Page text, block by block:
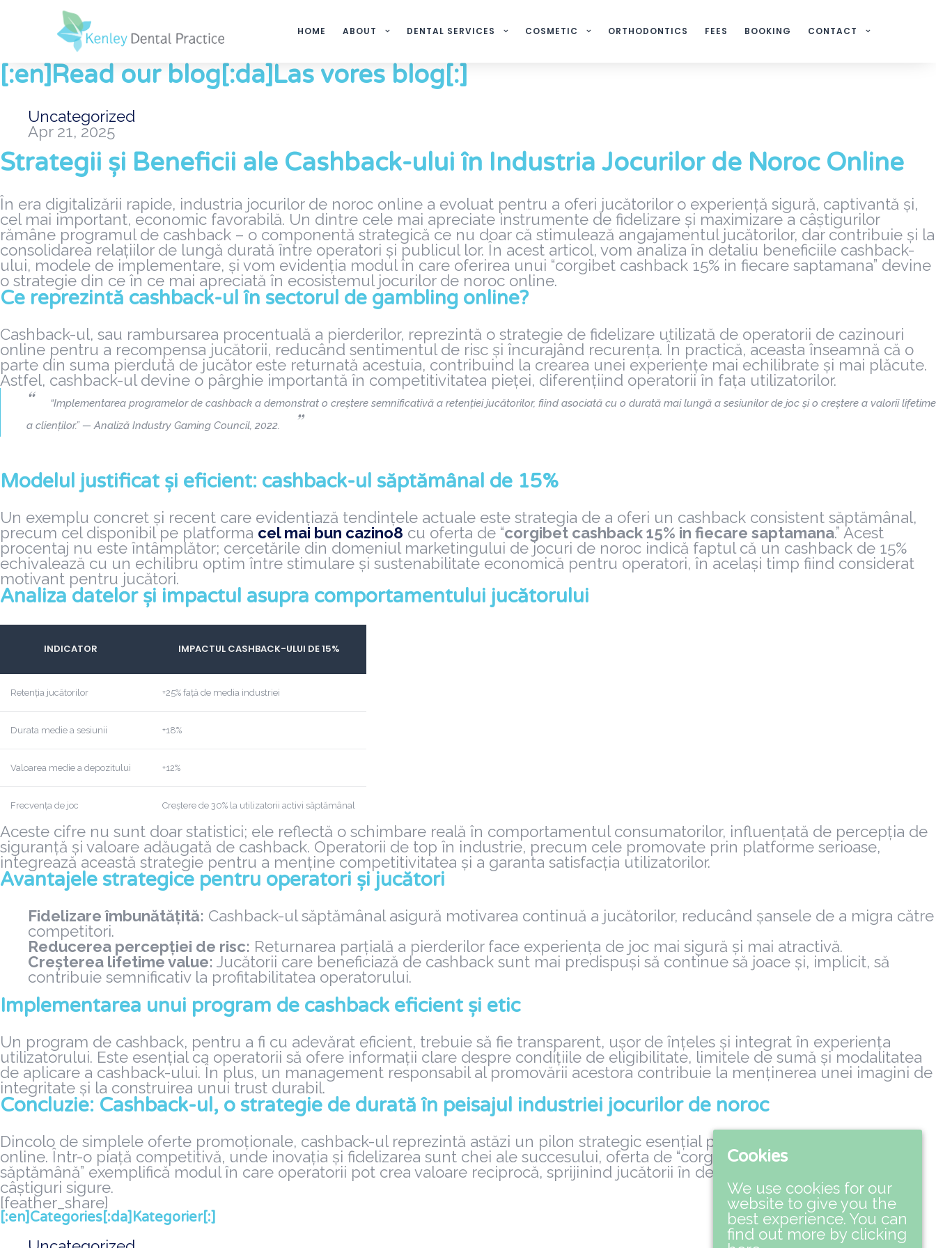
HOME ABOUT DENTAL SERVICES COSMETIC ORTHODONTICS FEES BOOKING CONTACT
[:en]Read our blog[:da]Las vores blog[:]
Uncategorized
Apr 21, 2025
Strategii și Beneficii ale Cashback-ului în Industria Jocurilor de Noroc Online
În era digitalizării rapide, industria jocurilor de noroc online a evoluat pentru a oferi jucătorilor o experiență sigură, captivantă și,
cel mai important, economic favorabilă. Un dintre cele mai apreciate instrumente de fidelizare și maximizare a câștigurilor
rămâne programul de cashback – o componentă strategică ce nu doar că stimulează angajamentul jucătorilor, dar contribuie și la
consolidarea relațiilor de lungă durată între operatori și publicul lor. În acest articol, vom analiza în detaliu beneficiile cashback-
ului, modele de implementare, și vom evidenția modul în care oferirea unui “corgibet cashback 15% in fiecare saptamana” devine
o strategie din ce în ce mai apreciată în ecosistemul jocurilor de noroc online.
Ce reprezintă cashback-ul în sectorul de gambling online?
Cashback-ul, sau rambursarea procentuală a pierderilor, reprezintă o strategie de fidelizare utilizată de operatorii de cazinouri
online pentru a recompensa jucătorii, reducând sentimentul de risc și încurajând recurența. În practică, aceasta înseamnă că o
parte din suma pierdută de jucător este returnată acestuia, contribuind la crearea unei experiențe mai echilibrate și mai plăcute.
Astfel, cashback-ul devine o pârghie importantă în competitivitatea pieței, diferențiind operatorii în fața utilizatorilor.
“Implementarea programelor de cashback a demonstrat o creștere semnificativă a retenției jucătorilor, fiind asociată cu o durată mai lungă a sesiunilor de joc și o creștere a valorii lifetime
a clienților.” — Analiză Industry Gaming Council, 2022.
Modelul justificat și eficient: cashback-ul săptămânal de 15%
Un exemplu concret și recent care evidențiază tendințele actuale este strategia de a oferi un cashback consistent săptămânal,
precum cel disponibil pe platforma cel mai bun cazino8 cu oferta de “corgibet cashback 15% in fiecare saptamana.” Acest
procentaj nu este întâmplător; cercetările din domeniul marketingului de jocuri de noroc indică faptul că un cashback de 15%
echivalează cu un echilibru optim între stimulare și sustenabilitate economică pentru operatori, în același timp fiind considerat
motivant pentru jucători.
Analiza datelor și impactul asupra comportamentului jucătorului
INDICATOR IMPACTUL CASHBACK-ULUI DE 15%
Retenția jucătorilor +25% față de media industriei
Durata medie a sesiunii +18%
Valoarea medie a depozitului +12%
Frecvența de joc Creștere de 30% la utilizatorii activi săptămânal
Aceste cifre nu sunt doar statistici; ele reflectă o schimbare reală în comportamentul consumatorilor, influențată de percepția de
siguranță și valoare adăugată de cashback. Operatorii de top în industrie, precum cele promovate prin platforme serioase,
integrează această strategie pentru a menține competitivitatea și a garanta satisfacția utilizatorilor.
Avantajele strategice pentru operatori și jucători
Fidelizare îmbunătățită: Cashback-ul săptămânal asigură motivarea continuă a jucătorilor, reducând șansele de a migra către
competitori.
Reducerea percepției de risc: Returnarea parțială a pierderilor face experiența de joc mai sigură și mai atractivă.
Creșterea lifetime value: Jucătorii care beneficiază de cashback sunt mai predispuși să continue să joace și, implicit, să
contribuie semnificativ la profitabilitatea operatorului.
Implementarea unui program de cashback eficient și etic
Un program de cashback, pentru a fi cu adevărat eficient, trebuie să fie transparent, ușor de înțeles și integrat în experiența
utilizatorului. Este esențial ca operatorii să ofere informații clare despre condițiile de eligibilitate, limitele de sumă și modalitatea
de aplicare a cashback-ului. În plus, un management responsabil al promovării acestora contribuie la menținerea unei imagini de
integritate și la construirea unui trust durabil.
Concluzie: Cashback-ul, o strategie de durată în peisajul industriei jocurilor de noroc
Dincolo de simplele oferte promoționale, cashback-ul reprezintă astăzi un pilon strategic esențial pentru operatorii de cazinouri
online. Într-o piață competitivă, unde inovația și fidelizarea sunt chei ale succesului, oferta de “corgibet cashback 15% în fiecare
săptămână” exemplifică modul în care operatorii pot crea valoare reciprocă, sprijinind jucătorii în demersul lor de divertisment și
câștiguri sigure.
[feather_share]
[:en]Categories[:da]Kategorier[:]
Cookies
We use cookies for our
website to give you the
best experience. You can
find out more by clicking